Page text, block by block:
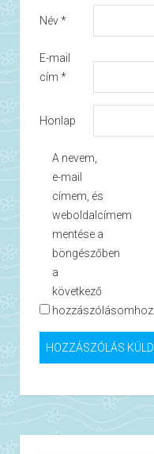
Név*
E-mail
cím *
Honlap
A nevem,
e-mail
címem, és
weboldalcímem
mentése a
böngészőben
a
következő
hozzászólásomhoz.